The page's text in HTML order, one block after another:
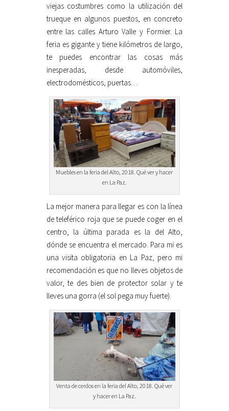
viejas costumbres como la utilización del
trueque en algunos puestos, en concreto
entre las calles Arturo Valle y Formier. La
feria es gigante y tiene kilómetros de largo,
te puedes encontrar las cosas más
inesperadas, desde automóviles,
electrodomésticos, puertas…
Muebles en la feria del Alto, 2018. Qué ver y hacer
en La Paz.
La mejor manera para llegar es con la línea
de teleférico roja que se puede coger en el
centro, la última parada es la del Alto,
dónde se encuentra el mercado. Para mi es
una visita obligatoria en La Paz, pero mi
recomendación es que no lleves objetos de
valor, te des bien de protector solar y te
lleves una gorra (el sol pega muy fuerte).
Venta de cerdos en la feria del Alto, 2018. Qué ver
y hacer en La Paz.